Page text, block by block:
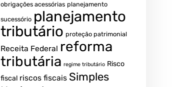
obrigações acessórias planejamento
sucessório planejamento
tributário proteção patrimonial
Receita Federal reforma
tributária regime tributário Risco
fiscal riscos fiscais Simples